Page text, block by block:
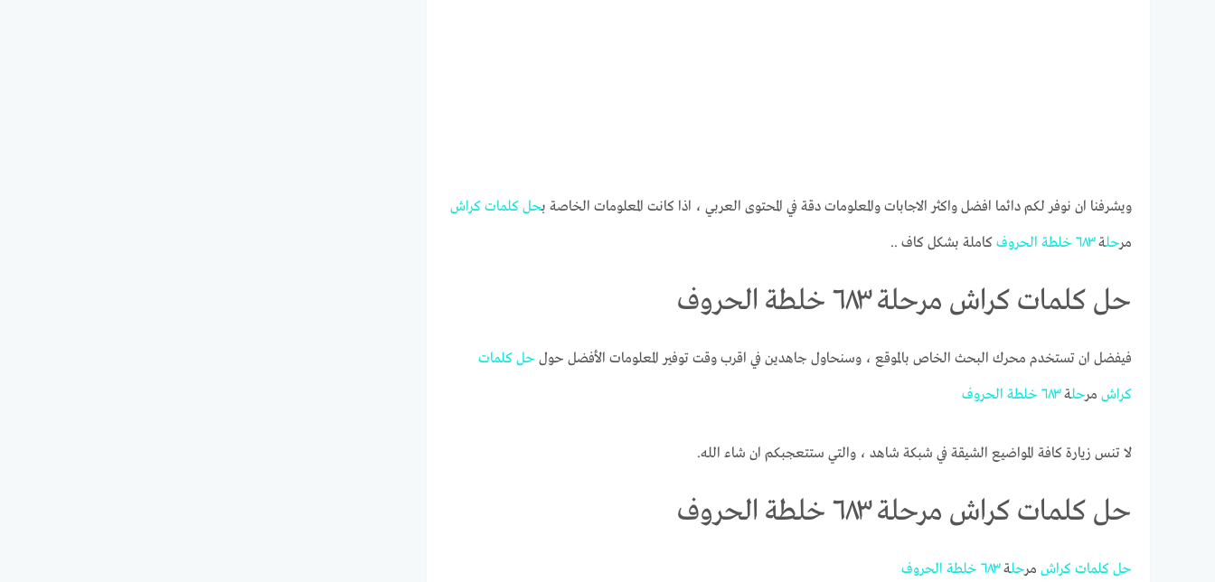
ويشرفنا ان نوفر لكم دائما افضل واكثر الاجابات والمعلومات دقة في المحتوى العربي ، اذا كانت المعلومات الخاصة بحل كلمات كراش
مرحلة٦٨٣ خلطة الحروف كاملة بشكل كاف ..
حل كلمات كراش مرحلة ٦٨٣ خلطة الحروف
فيفضل ان تستخدم محرك البحث الخاص بالموقع ، وسنحاول جاهدين في اقرب وقت توفير المعلومات الأفضل حول حل كلمات
كراش مرحلة٦٨٣ خلطة الحروف
لا تنس زيارة كافة المواضيع الشيقة في شبكة شاهد ، والتي ستتعجبكم ان شاء الله.
حل كلمات كراش مرحلة ٦٨٣ خلطة الحروف
حل كلمات كراش مرحلة٦٨٣ خلطة الحروف